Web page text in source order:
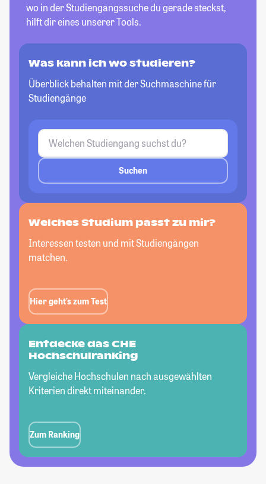
wo in der Studiengangssuche du gerade steckst,
hilft dir eines unserer Tools.
Was kann ich wo studieren?
Überblick behalten mit der Suchmaschine für
Studiengänge
Suchen
Welches Studium passtzu mir?
Interessen testen und mit Studiengängen
matchen.
Hier geht’s zum Test
Entdecke das CHE
Hochschulranking
Vergleiche Hochschulen nach ausgewählten
Kriterien direkt miteinander.
Zum Ranking